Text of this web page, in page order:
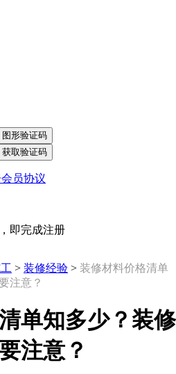
图形验证码
获取验证码
员协议
即完成注册
> 装修经验 > 装修材料价格清单
注意？
单知多少？装修
注意？